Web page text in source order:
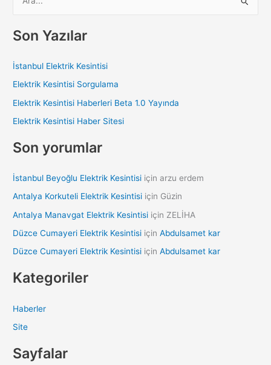
r
o
r
Son Yazılar
İstanbul Elektrik Kesintisi
Elektrik Kesintisi Sorgulama
Elektrik Kesintisi Haberleri Beta 1.0 Yayında
Elektrik Kesintisi Haber Sitesi
Son yorumlar
İstanbul Beyoğlu Elektrik Kesintisi içinarzu erdem
Antalya Korkuteli Elektrik Kesintisi için Güzin
Antalya Manavgat Elektrik Kesintisi için ZELİHA
Düzce Cumayeri Elektrik Kesintisi içinAbdulsamet kar
Düzce Cumayeri Elektrik Kesintisi içinAbdulsamet kar
Kategoriler
Haberler
Site
Sayfalar